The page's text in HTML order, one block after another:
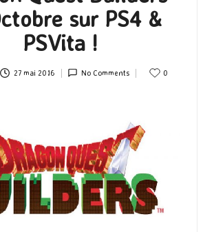
sur PS4 &
PSVita !
27 mai 2016 No Comments 0